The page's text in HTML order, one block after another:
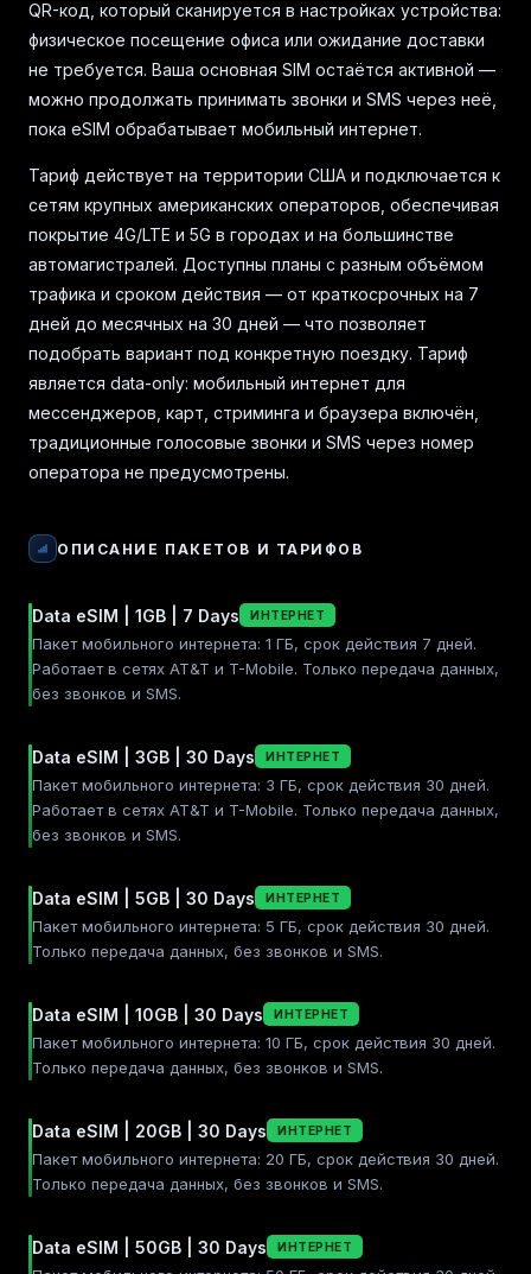
QR-код, который сканируется в настройках устройства:
физическое посещение офиса или ожидание доставки
не требуется. Ваша основная SIM остаётся активной —
можно продолжать принимать звонки и SMS через неё,
пока eSIM обрабатывает мобильный интернет.
Тариф действует на территории США и подключается к
сетям крупных американских операторов, обеспечивая
покрытие 4G/LTE и 5G в городах и на большинстве
автомагистралей. Доступны планы с разным объёмом
трафика и сроком действия — от краткосрочных на 7
дней до месячных на 30 дней — что позволяет
подобрать вариант под конкретную поездку. Тариф
является data-only: мобильный интернет для
мессенджеров, карт, стриминга и браузера включён,
традиционные голосовые звонки и SMS через номер
оператора не предусмотрены.
ОПИСАНИЕ ПАКЕТОВ И ТАРИФОВ
Data eSIM | 1GB | 7 Days ИНТЕРНЕТ
Пакет мобильного интернета: 1 ГБ, срок действия 7 дней.
Работает в сетях AT&T и T-Mobile. Только передача данных,
без звонков и SMS.
Data eSIM | 3GB | 30 Days ИНТЕРНЕТ
Пакет мобильного интернета: 3 ГБ, срок действия 30 дней.
Работает в сетях AT&T и T-Mobile. Только передача данных,
без звонков и SMS.
Data eSIM | 5GB | 30 Days ИНТЕРНЕТ
Пакет мобильного интернета: 5 ГБ, срок действия 30 дней.
Только передача данных, без звонков и SMS.
Data eSIM | 10GB | 30 Days ИНТЕРНЕТ
Пакет мобильного интернета: 10 ГБ, срок действия 30 дней.
Только передача данных, без звонков и SMS.
Data eSIM | 20GB | 30 Days ИНТЕРНЕТ
Пакет мобильного интернета: 20 ГБ, срок действия 30 дней.
Только передача данных, без звонков и SMS.
Data eSIM | 50GB | 30 Days ИНТЕРНЕТ